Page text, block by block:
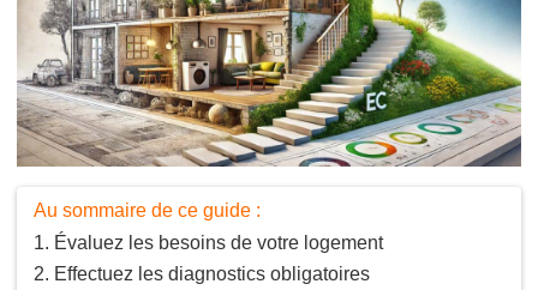
Au sommaire de ce guide :
Évaluez les besoins de votre logement
Effectuez les diagnostics obligatoires